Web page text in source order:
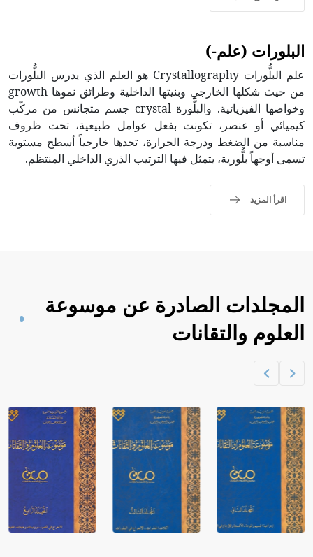
البلورات (علم-)
علم البلُّورات Crystallography هو العلم الذي يدرس البلُّورات
من حيث شكلها الخارجي وبنيتها الداخلية وطرائق نموها growth
وخواصها الفيزيائية. والبلُّورة crystal جسم متجانس من مركّب
كيميائي أو عنصر، تكونت بفعل عوامل طبيعية، تحت ظروف
مناسبة من الضغط ودرجة الحرارة، تحدها خارجياً أسطح مستوية
تسمى أوجهاً بلُّورية، يتمثل فيها الترتيب الذري الداخلي المنتظم.
اقرأ المزيد
المجلدات الصادرة عن موسوعة
العلوم والتقانات